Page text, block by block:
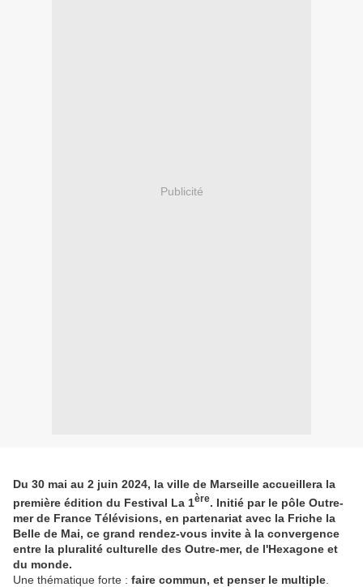
Publicité
Du 30 mai au 2 juin 2024, la ville de Marseille accueillera la
première édition du Festival La 1ère. Initié par le pôle Outre-
mer de France Télévisions, en partenariat avec la Friche la
Belle de Mai, ce grand rendez-vous invite à la convergence
entre la pluralité culturelle des Outre-mer, de l'Hexagone et
du monde.
Une thématique forte : faire commun, et penser le multiple